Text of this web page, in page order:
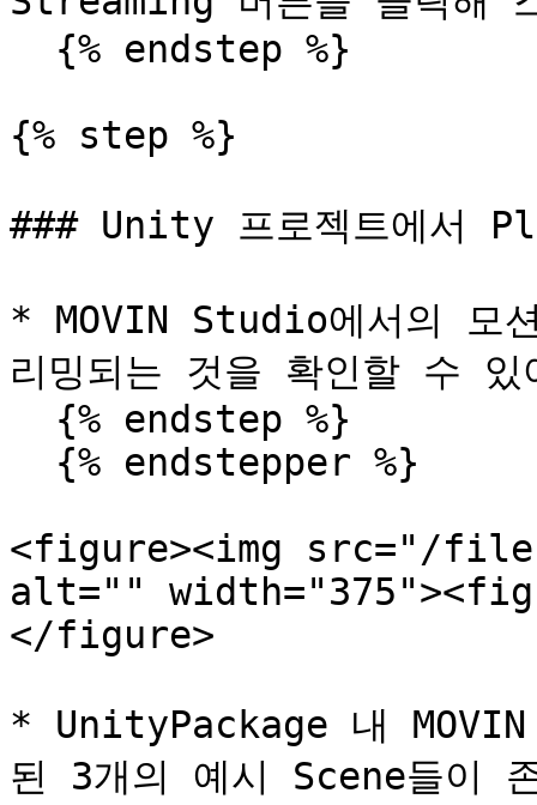
{% step %}
### Unity 프로젝트에서
* MOVIN Studio에서의 모
리밍되는 것을 확인할 수 있
<figure><img src="/files/
alt=""
</figure>
* UnityPackage 내
된 3개의 예시 Scene들이